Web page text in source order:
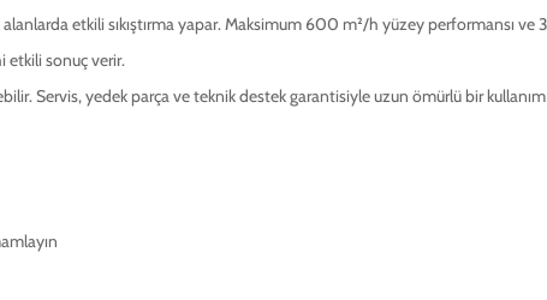
etkili sıkıştırma yapar. Maksimum 600 m²/h yüzey performansı ve
etkili sonuç verir.
Servis, yedek parça ve teknik destek garantisiyle uzun ömürlü bir